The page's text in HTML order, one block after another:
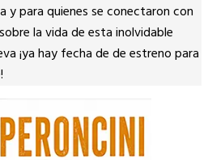
y para quienes se conectaron con
la vida de esta inolvidable
¡ya hay fecha de de estreno para